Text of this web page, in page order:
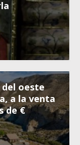
oeste
a la venta
de €